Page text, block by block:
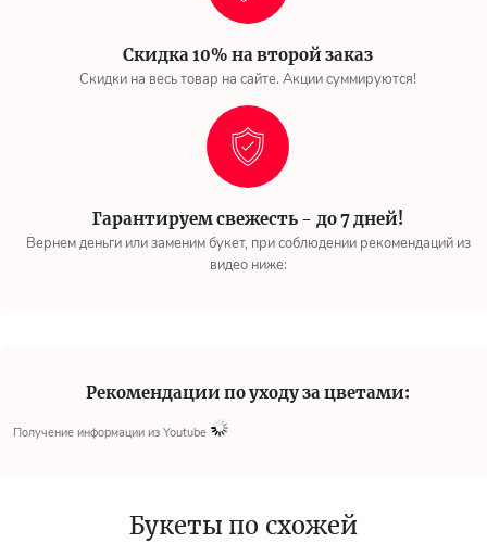
Скидка 10% на второй заказ
Скидки на весь товар на сайте. Акции суммируются!
Гарантируем свежесть - до 7 дней!
Вернем деньги или заменим букет, при соблюдении рекомендаций из
видео ниже:
Рекомендации по уходу за цветами:
Получение информации из Youtube
Букеты по схожей